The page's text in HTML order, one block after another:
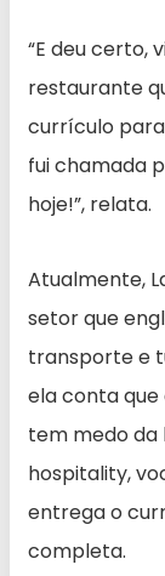
“E deu certo,
restaurante
currículo
fui chamada
hoje!”, relata.
Atualmente,
setor que
transporte e
ela conta
tem medo da
hospitality,
entrega o
completa.